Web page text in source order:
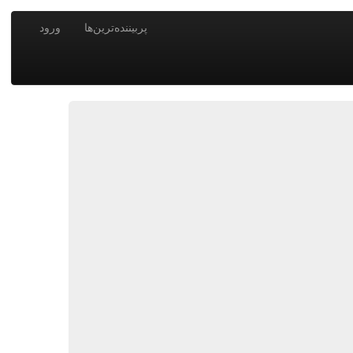
پربیننده‌ترین‌ها ورود